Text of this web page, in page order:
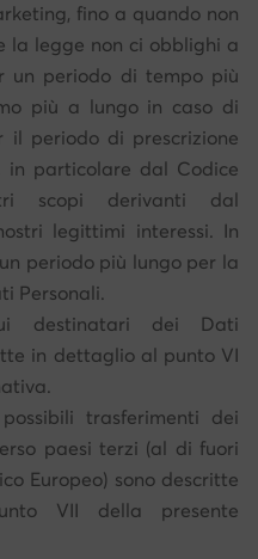
fino a quando non
la legge non ci obblighi a
periodo di tempo più
più a lungo in caso di
il periodo di prescrizione
in particolare dal Codice
scopi derivanti dal
legittimi interessi. In
periodo più lungo per la
Personali.
destinatari dei Dati
in dettaglio al punto VI
trasferimenti dei
paesi terzi (al di fuori
Europeo) sono descritte
VII della presente